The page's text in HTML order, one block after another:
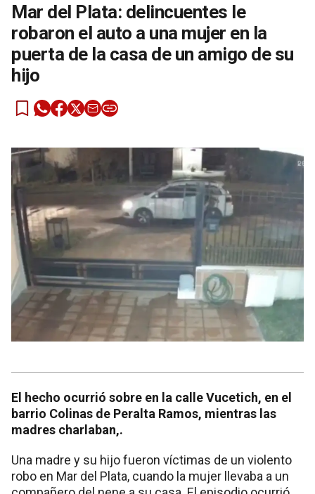
Mar del Plata: delincuentes le
robaron el auto a una mujer en la
puerta de la casa de un amigo de su
hijo
El hecho ocurrió sobre en la calle Vucetich, en el
barrio Colinas de Peralta Ramos, mientras las
madres charlaban,.
Una madre y su hijo fueron víctimas de un violento
robo en Mar del Plata, cuando la mujer llevaba a un